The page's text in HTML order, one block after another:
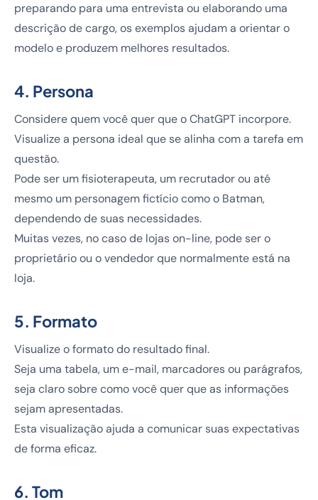
preparando para uma entrevista ou elaborando uma
descrição de cargo, os exemplos ajudam a orientar o
modelo e produzem melhores resultados.
4. Persona
Considere quem você quer que o ChatGPT incorpore.
Visualize a persona ideal que se alinha com a tarefa em
questão.
Pode ser um fisioterapeuta, um recrutador ou até
mesmo um personagem fictício como o Batman,
dependendo de suas necessidades.
Muitas vezes, no caso de lojas on-line, pode ser o
proprietário ou o vendedor que normalmente está na
loja.
5. Formato
Visualize o formato do resultado final.
Seja uma tabela, um e-mail, marcadores ou parágrafos,
seja claro sobre como você quer que as informações
sejam apresentadas.
Esta visualização ajuda a comunicar suas expectativas
de forma eficaz.
6. Tom